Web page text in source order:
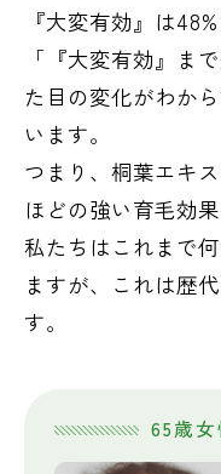
『大変有効』は
「『大変有効』ま
た目の変化がわか
います。
つまり、桐葉エキ
ほどの強い育毛効
私たちはこれまで
ますが、これは歴
す。
65歳